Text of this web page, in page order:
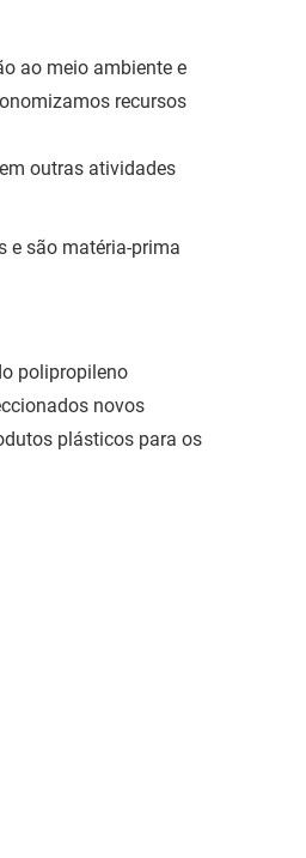
ao meio ambiente e
recursos
outras atividades
e são matéria-prima
polipropileno
novos
plásticos para os